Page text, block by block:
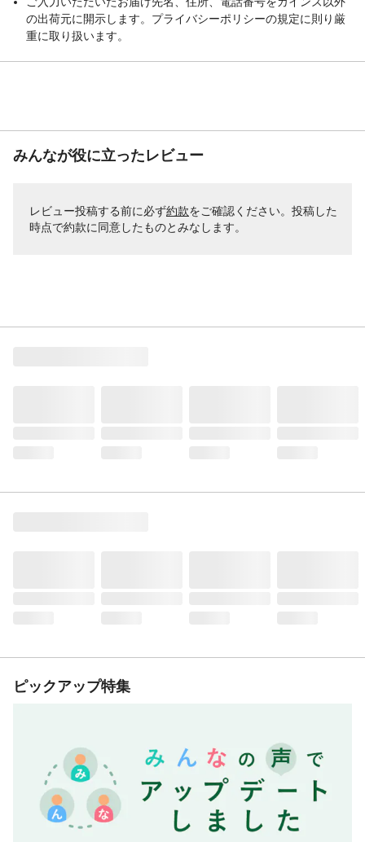
の出荷元に開示します。プライバシーポリシーの規定に則り厳
重に取り扱います。
みんなが役に立ったレビュー
レビュー投稿する前に必ず約款をご確認ください。投稿した
時点で約款に同意したものとみなします。
ピックアップ特集